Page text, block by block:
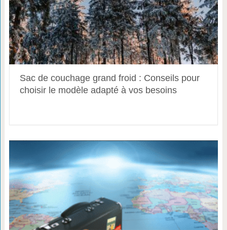
Sac de couchage grand froid : Conseils pour
choisir le modèle adapté à vos besoins